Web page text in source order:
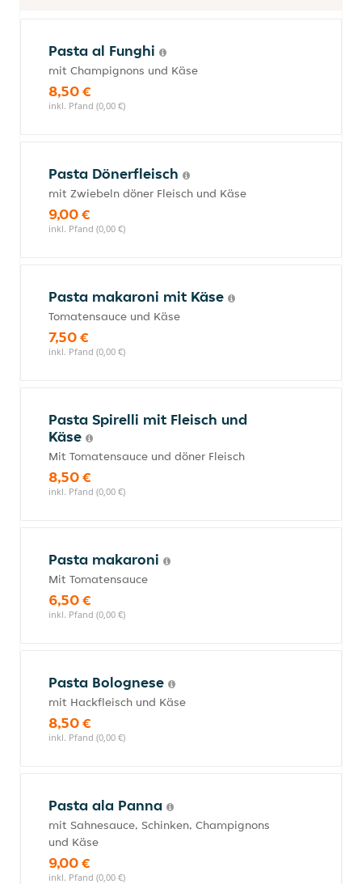
Pasta al Funghi
mit Champignons und Käse
8,50 €
inkl. Pfand (0,00 €)
Pasta Dönerfleisch
mit Zwiebeln döner Fleisch und Käse
9,00 €
inkl. Pfand (0,00 €)
Pasta makaroni mit Käse
Tomatensauce und Käse
7,50 €
inkl. Pfand (0,00 €)
Pasta Spirelli mit Fleisch und
Käse
Mit Tomatensauce und döner Fleisch
8,50 €
inkl. Pfand (0,00 €)
Pasta makaroni
Mit Tomatensauce
6,50 €
inkl. Pfand (0,00 €)
Pasta Bolognese
mit Hackfleisch und Käse
8,50 €
inkl. Pfand (0,00 €)
Pasta ala Panna
mit Sahnesauce, Schinken, Champignons
und Käse
9,00 €
inkl. Pfand (0,00 €)